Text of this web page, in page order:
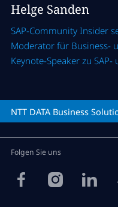
Helge Sanden
SAP-Community Insider
Moderator für Business-
Keynote-Speaker zu SAP-
NTT DATABusiness
Folgen Sie uns